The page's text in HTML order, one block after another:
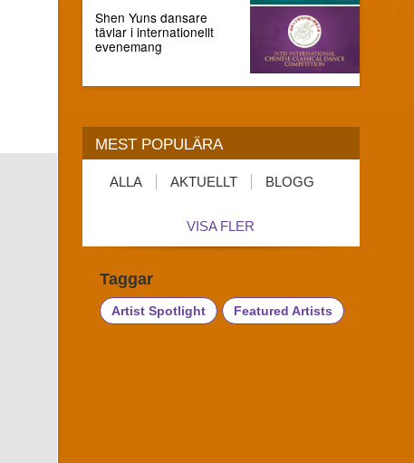
Shen Yuns dansare
tävlar i internationellt
evenemang
MEST POPULÄRA
ALLA AKTUELLT BLOGG
VISA FLER
Taggar
Artist Spotlight Featured Artists